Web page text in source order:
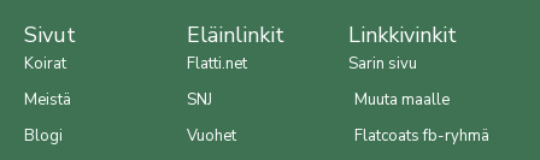
Sivut
Koirat
Meistä
Blogi
Eläinlinkit
Flatti.net
SNJ
Vuohet
Linkkivinkit
Sarin sivu
Muuta maalle
Flatcoats fb-ryhmä